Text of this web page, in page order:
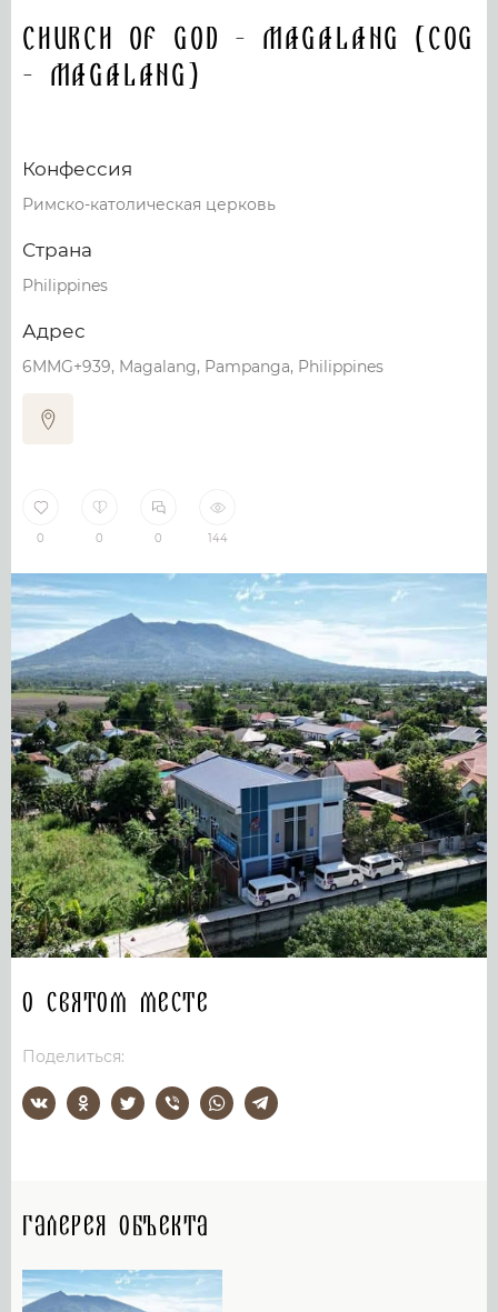
Church of God - Magalang (COG
- Magalang)
Конфессия
Римско-католическая церковь
Страна
Philippines
Адрес
6MMG+939, Magalang, Pampanga, Philippines
0 0 0 144
О святом месте
Поделиться:
Галерея объекта